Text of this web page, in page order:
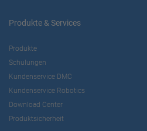
Produkte & Services
Produkte
Schulungen
Kundenservice DMC
Kundenservice Robotics
Download Center
Produktsicherheit